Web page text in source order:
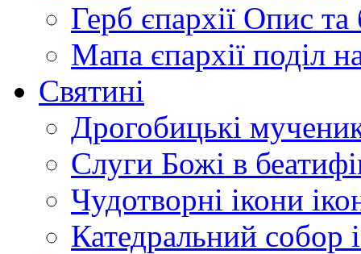
Герб єпархії Опис та
Мапа єпархії поділ
Святині
Дрогобицькі
Слуги Божі в
Чудотворні ікони
Катедральний собор